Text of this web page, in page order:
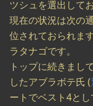
ツシュを選出して
現在の状況は次の
位されておられま
ラタナゴです。
トップに続きまし
したアブラボテ氏 (
ートでベスト4と